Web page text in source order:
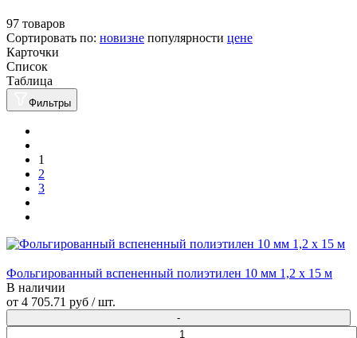
97 товаров
Сортировать по: новизне популярности цене
Карточки
Список
Таблица
Фильтры
1
2
3
Фольгированный вспененный полиэтилен 10 мм 1,2 х 15 м
В наличии
от 4 705.71 руб / шт.